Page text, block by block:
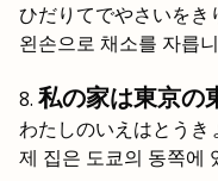
ひだりてでやさいをき
왼손으로 채소를 자릅
私の家は東京の
わたしのいえはとうき
제 집은 도쿄의 동쪽에